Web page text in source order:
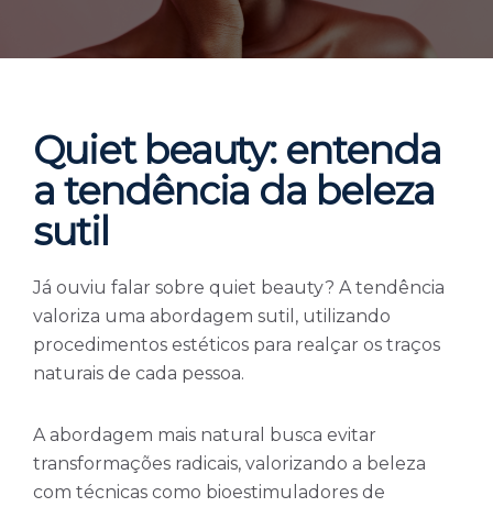
Quiet beauty: entenda
a tendência da beleza
sutil
Já ouviu falar sobre quiet beauty? A tendência
valoriza uma abordagem sutil, utilizando
procedimentos estéticos para realçar os traços
naturais de cada pessoa.
A abordagem mais natural busca evitar
transformações radicais, valorizando a beleza
com técnicas como bioestimuladores de